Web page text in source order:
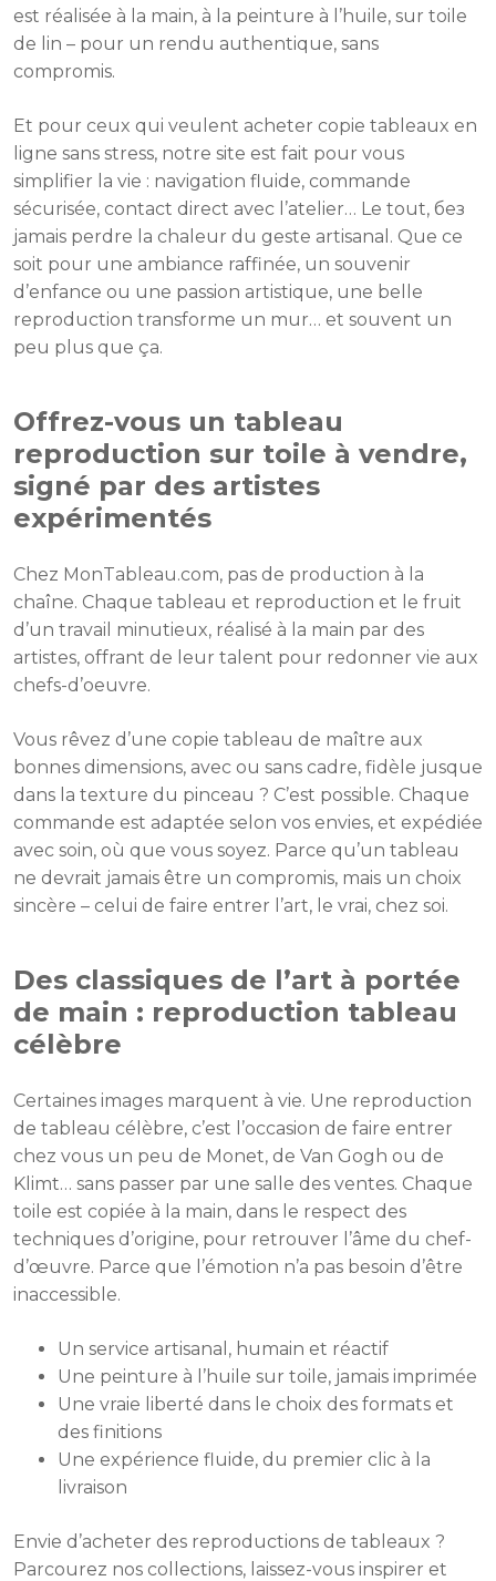
est réalisée à la main, à la peinture à l’huile, sur toile
de lin – pour un rendu authentique, sans
compromis.
Et pour ceux qui veulent acheter copie tableaux en
ligne sans stress, notre site est fait pour vous
simplifier la vie : navigation fluide, commande
sécurisée, contact direct avec l’atelier… Le tout, без
jamais perdre la chaleur du geste artisanal. Que ce
soit pour une ambiance raffinée, un souvenir
d’enfance ou une passion artistique, une belle
reproduction transforme un mur… et souvent un
peu plus que ça.
Offrez-vous un tableau
reproduction sur toile à vendre,
signé par des artistes
expérimentés
Chez MonTableau.com, pas de production à la
chaîne. Chaque tableau et reproduction et le fruit
d’un travail minutieux, réalisé à la main par des
artistes, offrant de leur talent pour redonner vie aux
chefs-d’oeuvre.
Vous rêvez d’une copie tableau de maître aux
bonnes dimensions, avec ou sans cadre, fidèle jusque
dans la texture du pinceau ? C’est possible. Chaque
commande est adaptée selon vos envies, et expédiée
avec soin, où que vous soyez. Parce qu’un tableau
ne devrait jamais être un compromis, mais un choix
sincère – celui de faire entrer l’art, le vrai, chez soi.
Des classiques de l’art à portée
de main : reproduction tableau
célèbre
Certaines images marquent à vie. Une reproduction
de tableau célèbre, c’est l’occasion de faire entrer
chez vous un peu de Monet, de Van Gogh ou de
Klimt… sans passer par une salle des ventes. Chaque
toile est copiée à la main, dans le respect des
techniques d’origine, pour retrouver l’âme du chef-
d’œuvre. Parce que l’émotion n’a pas besoin d’être
inaccessible.
Un service artisanal, humain et réactif
Une peinture à l’huile sur toile, jamais imprimée
Une vraie liberté dans le choix des formats et
des finitions
Une expérience fluide, du premier clic à la
livraison
Envie d’acheter des reproductions de tableaux ?
Parcourez nos collections, laissez-vous inspirer et